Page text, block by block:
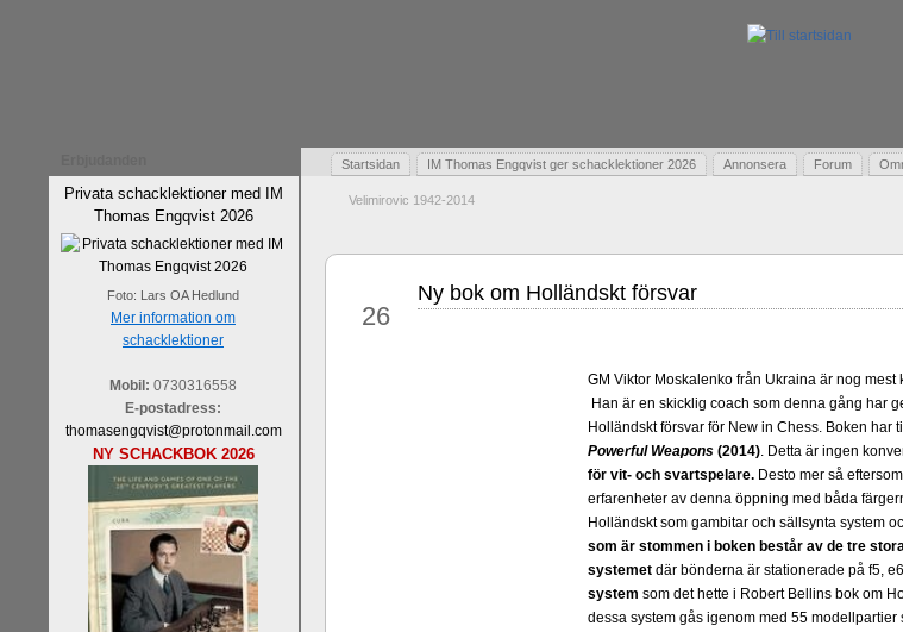
Privata schacklektioner med IM
Thomas Engqvist 2026
Foto: Lars OA Hedlund
Mer information om
schacklektioner
Mobil: 0730316558
E-postadress:
thomasengqvist@protonmail.com
NY SCHACKBOK 2026
Startsidan IM Thomas Engqvist ger schacklektioner 2026 Annonsera Forum
Velimirovic 1942-2014
26
Ny bok om Holländskt försvar
GM Viktor Moskalenko från Ukraina är nog mest
Han är en skicklig coach som denna gång har
Holländskt försvar för New in Chess. Boken har
Powerful Weapons (2014). Detta är ingen
för vit- och svartspelare.Desto mer så
erfarenheter av denna öppning med båda
Holländskt som gambitar och sällsynta system
som är stommen i boken består av de tre
systemetdär bönderna är stationerade på f5,
system som det hette i Robert Bellins bok om
dessa system gås igenom med 55